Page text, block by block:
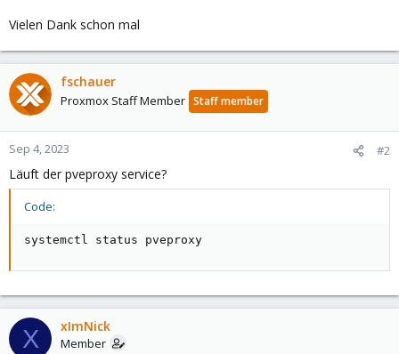
Vielen Dank schon mal
fschauer
Proxmox Staff Member Staff member
Sep 4, 2023 #2
Läuft der pveproxy service?
Code:
systemctl status pveproxy
X xImNick
Member